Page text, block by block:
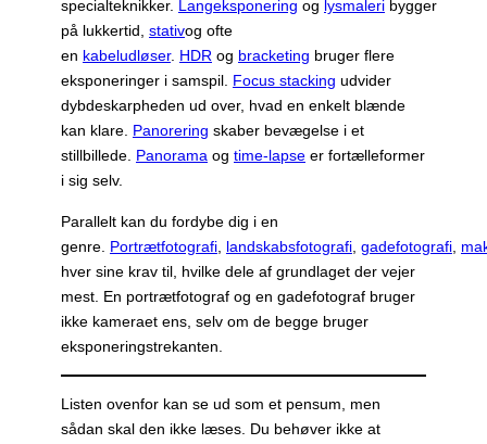
specialteknikker. Langeksponering og lysmaleri bygger
på lukkertid, stativog ofte
en kabeludløser. HDR og bracketing bruger flere
eksponeringer i samspil. Focus stacking udvider
dybdeskarpheden ud over, hvad en enkelt blænde
kan klare. Panorering skaber bevægelse i et
stillbillede. Panorama og time-lapse er fortælleformer
i sig selv.
Parallelt kan du fordybe dig i en
genre. Portrætfotografi landskabsfotografi gadefotografi
hver sine krav til, hvilke dele af grundlaget der vejer
mest. En portrætfotograf og en gadefotograf bruger
ikke kameraet ens, selv om de begge bruger
eksponeringstrekanten.
Listen ovenfor kan se ud som et pensum, men
sådan skal den ikke læses. Du behøver ikke at